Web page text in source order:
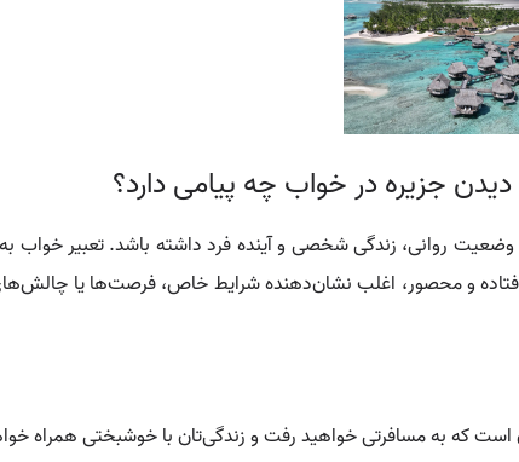
جزیره در خواب چه پیامی دارد؟
روانی، زندگی شخصی و آینده فرد داشته باشد. تعبیر خواب
و محصور، اغلب نشان‌دهنده شرایط خاص، فرصت‌ها یا
است که به مسافرتی خواهید رفت و زندگی‌تان با خوشبختی همراه